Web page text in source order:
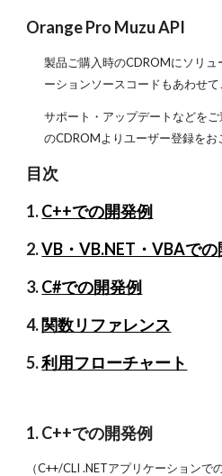
Orange Pro Muzu API
製品ご購入時のCDROMにソリ
ーションソースコードもあわせて
サポート・アップデートなどを
のCDROMよりユーザー登録をお
目次
1.C++での開発例
2.VB・VB.NET・VBAでの
3.C#での開発例
4. 関数リファレンス
5.利用フローチャート
1. C++での開発例
（C++/CLI .NETアプリケーション